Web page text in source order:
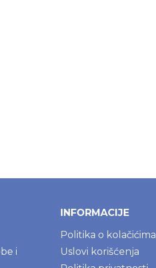
i
INFORMACIJE
Politika o kolačićima
Uslovi korišćenja